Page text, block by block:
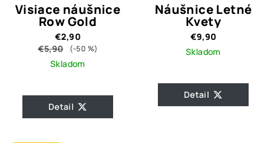
Visiace náušnice
Row Gold
€2,90
€5,90
(–50 %)
Skladom
Detail
Náušnice Letné
Kvety
€9,90
Skladom
Detail